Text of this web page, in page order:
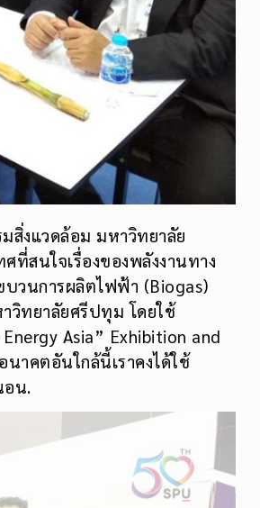
สิ่งแวดล้อม มหาวิทยาลัย
ที่สนใจเรื่องของพลังงานทาง
วนการผลิตไฟฟ้า (Biogas)
วิทยาลัยศรีปทุม โดยใช้
Asia” Exhibition and
าคตอันใกล้นี้เราคงได้ใช้
อน.